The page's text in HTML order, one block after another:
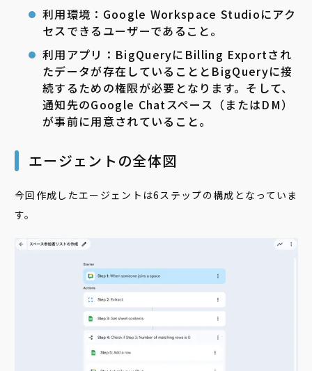
利用環境：Google Workspace Studioにアク
セスできるユーザーであること。
利用アプリ：BigQueryにBilling Exportされ
たデータが存在していることとBigQueryに接
続するための権限が必要となります。そして、
通知先のGoogle Chatスペース（またはDM）
が事前に用意されていること。
エージェントの全体図
今回作成したエージェントは6ステップの構成となっていま
す。